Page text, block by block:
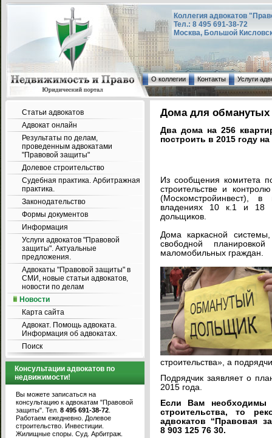
Коллегия адвокатов
Тел.: 8 495 691-38-72
Москва, Большой
О коллегии Контакты Услуги
Статьи адвокатов
Адвокат онлайн
Результаты по делам,
проведенным адвокатами
"Правовой защиты"
Долевое строительство
Судебная практика. Арбитражная
практика.
Законодательство
Формы документов
Информация
Услуги адвокатов "Правовой
защиты". Актуальные
предложения.
Адвокаты "Правовой защиты" в
СМИ, новые статьи адвокатов,
новости по делам
Новости
Карта сайта
Адвокат. Помощь адвоката.
Информация об адвокатах.
Поиск
Консультации адвокатов по
недвижимости!
Вы можете записаться на
консультацию к адвокатам "Правовой
защиты". Тел. 8 495 691-38-72
Работаем ежедневно. Долевое
строительство. Инвестиции.
Жилищные споры. Суд. Арбитраж.
Дома для
Два дома на 256
построить в 2015 году
Из сообщения комитета
строительстве и
(Москомстройинвест),
владениях 10 к.1 и 18
дольщиков.
Дома каркасной
свободной
маломобильных граждан.
строительства», а
Подрядчик заявляет о
2015 года.
Если Вам необходимы
строительства, то
адвокатов “Правовая
8 903 125 76 30.